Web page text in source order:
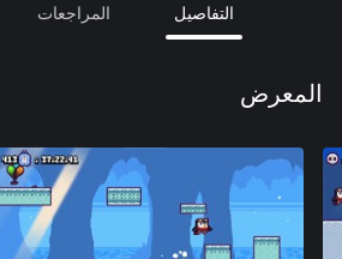
التفاصيل المراجعات
المعرض